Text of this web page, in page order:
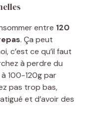
entre 120
. Ça peut
c’est ce qu’il faut
à perdre du
100-120g par
pas trop bas,
et d’avoir des